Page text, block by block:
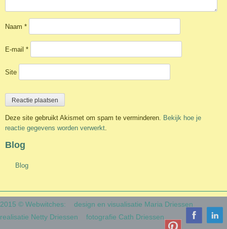
Naam *
E-mail *
Site
Deze site gebruikt Akismet om spam te verminderen. Bekijk hoe je
reactie gegevens worden verwerkt.
Blog
Blog
2015 © Webwitches:
design en visualisatie Maria Driessen
realisatie Netty Driessen
fotografie Cath Driessen